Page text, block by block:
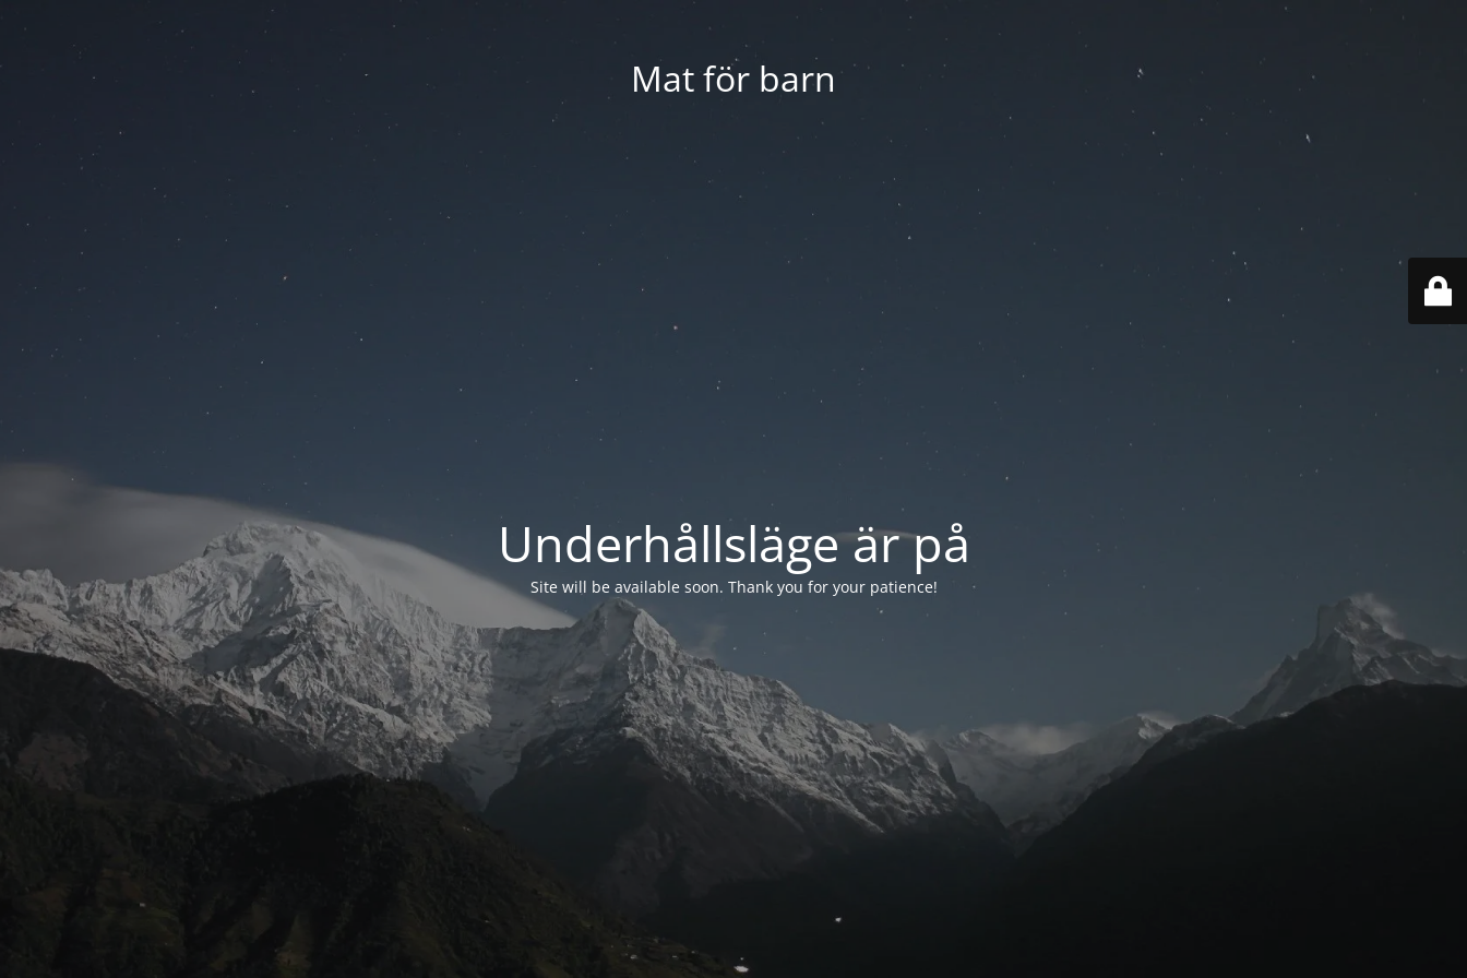
Mat för barn
Underhållsläge är på
Site will be available soon. Thank you for your patience!